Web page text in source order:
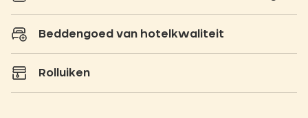
Beddengoed van hotelkwaliteit
Rolluiken